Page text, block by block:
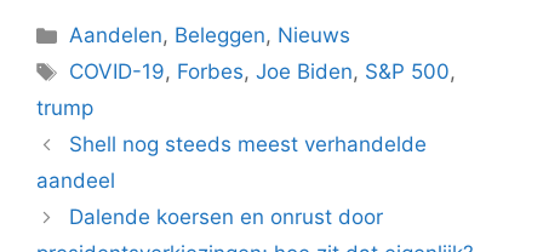
Categorieën
Aandelen, Beleggen, Nieuws
Tags
COVID-19, Forbes,Joe Biden, S&P 500,
trump
Shell nog steeds meest verhandelde
aandeel
Dalende koersen en onrust door